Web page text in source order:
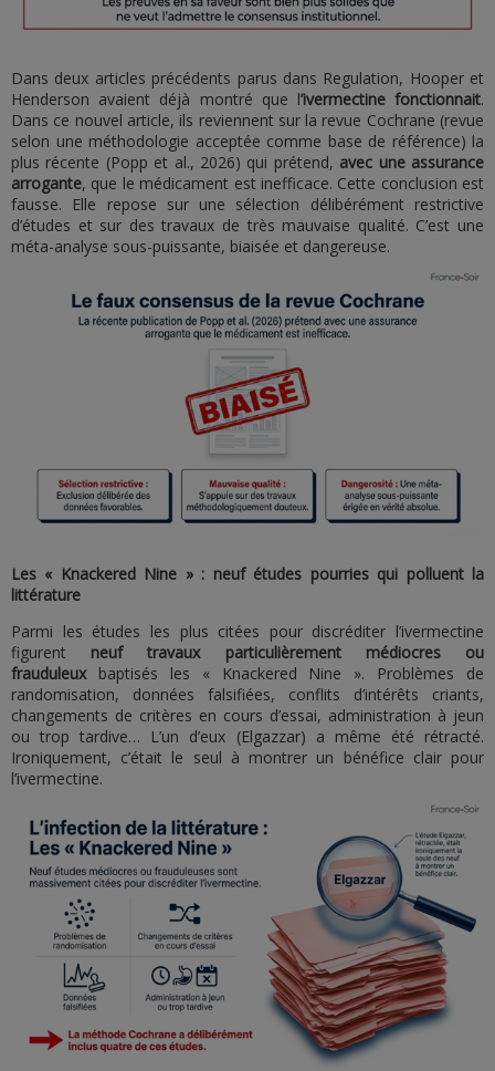
Dans deux articles précédents parus dans Regulation, Hooper et
Henderson avaient déjà montré que l’ivermectine fonctionnait.
Dans ce nouvel article, ils reviennent sur la revue Cochrane (revue
selon une méthodologie acceptée comme base de référence) la
plus récente (Popp et al., 2026) qui prétend, avec une assurance
arrogante, que le médicament est inefficace. Cette conclusion est
fausse. Elle repose sur une sélection délibérément restrictive
d’études et sur des travaux de très mauvaise qualité. C’est une
méta-analyse sous-puissante, biaisée et dangereuse.
Les « Knackered Nine » : neuf études pourries qui polluent la
littérature
Parmi les études les plus citées pour discréditer l’ivermectine
figurent neuf travaux particulièrement médiocres ou
frauduleuxbaptisés les « Knackered Nine ». Problèmes de
randomisation, données falsifiées, conflits d’intérêts criants,
changements de critères en cours d’essai, administration à jeun
ou trop tardive… L’un d’eux (Elgazzar) a même été rétracté.
Ironiquement, c’était le seul à montrer un bénéfice clair pour
l’ivermectine.